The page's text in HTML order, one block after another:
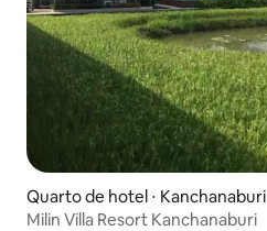
Quarto de hotel ⋅ Kanchanaburi
Milin Villa Resort Kanchanaburi